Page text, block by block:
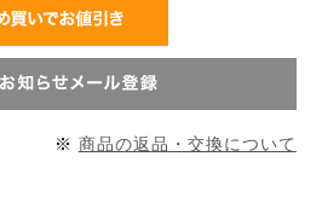
※ 商品の返品・交換について